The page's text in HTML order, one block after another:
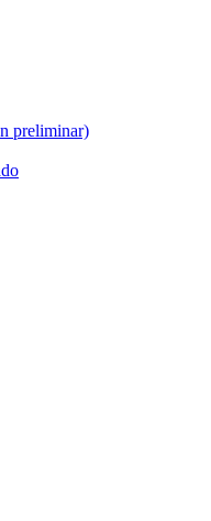
preliminar)